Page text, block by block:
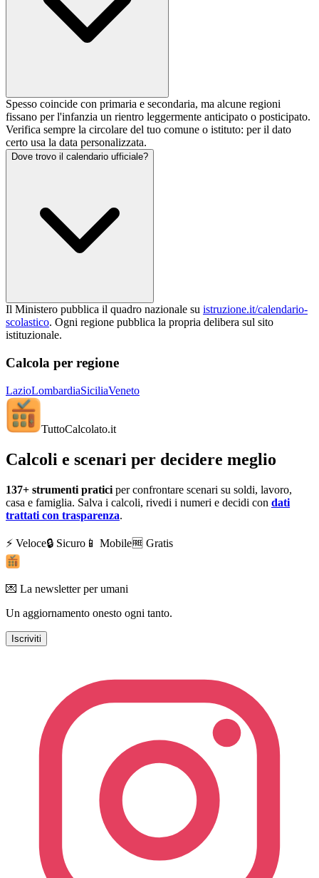
Spesso coincide con primaria e secondaria, ma alcune regioni
fissano per l'infanzia un rientro leggermente anticipato o posticipato.
Verifica sempre la circolare del tuo comune o istituto: per il dato
certo usa la data personalizzata.
Dove trovo il calendario ufficiale?
Il Ministero pubblica il quadro nazionale su istruzione.it/calendario-
scolastico. Ogni regione pubblica la propria delibera sul sito
istituzionale.
Calcola per regione
LazioLombardiaSiciliaVeneto
TuttoCalcolato.it
Calcoli e scenari per decidere meglio
137+ strumenti pratici per confrontare scenari su soldi, lavoro,
casa e famiglia. Salva i calcoli, rivedi i numeri e decidi con dati
trattati con trasparenza.
⚡ Veloce🔒 Sicuro 📱 Mobile🆓 Gratis
💌 La newsletter per umani
Un aggiornamento onesto ogni tanto.
Iscriviti